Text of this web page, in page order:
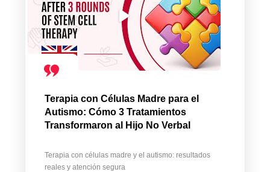
Terapia con Células Madre para el
Autismo: Cómo 3 Tratamientos
Transformaron al Hijo No Verbal
Terapia con células madre y el autismo: resultados
reales y atención segura